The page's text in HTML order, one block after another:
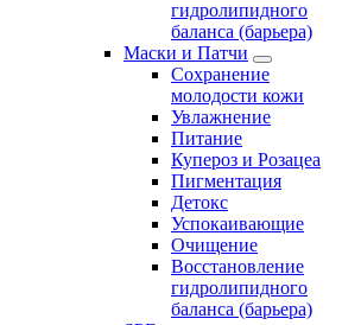
гидролипидного
баланса (барьера)
Маски и Патчи
Сохранение
молодости кожи
Увлажнение
Питание
Купероз и Розацеа
Пигментация
Детокс
Успокаивающие
Очищение
Восстановление
гидролипидного
баланса (барьера)